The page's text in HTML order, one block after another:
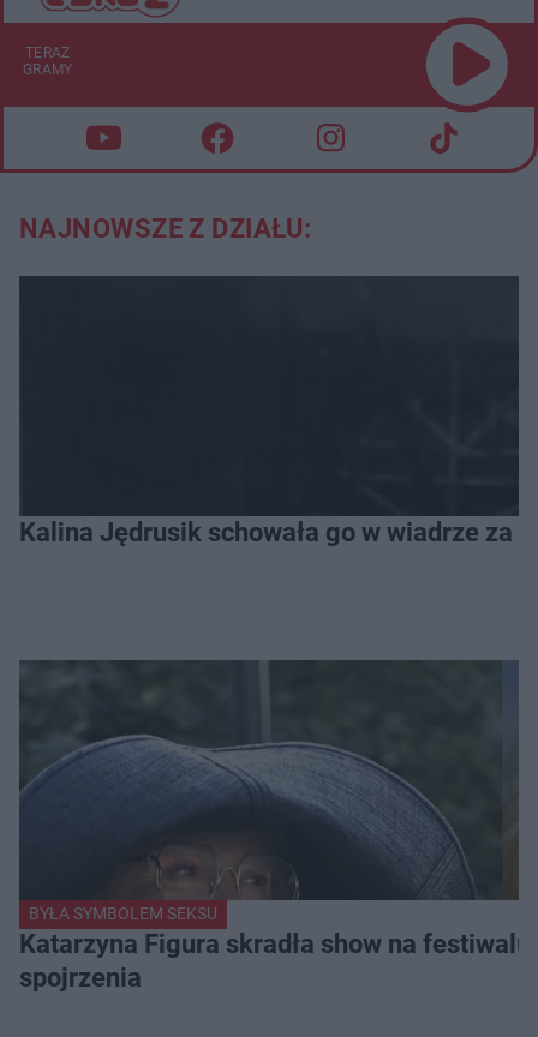
TERAZ
GRAMY
NAJNOWSZE Z DZIAŁU:
Kalina Jędrusik schowała go w wiadrze za
BYŁA SYMBOLEM SEKSU
Katarzyna Figura skradła show na
spojrzenia